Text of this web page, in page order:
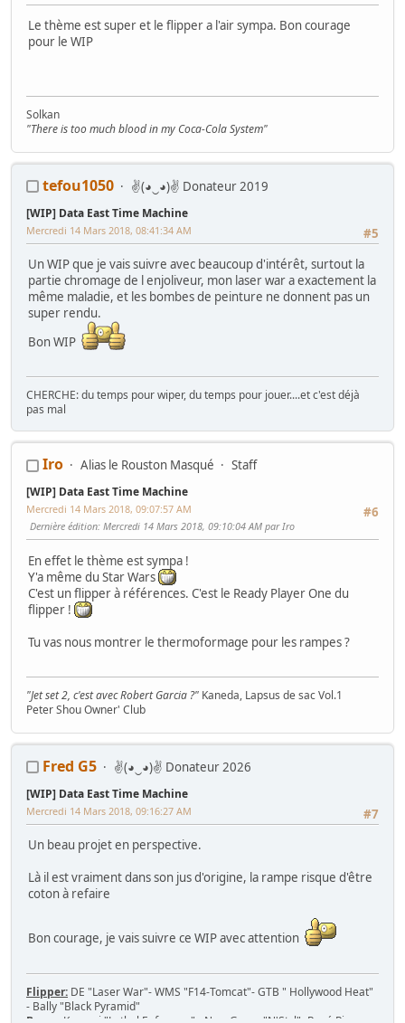
Le thème est super et le flipper a l'air sympa. Bon courage
pour le WIP
Solkan
"There is too much blood in my Coca-Cola System"
Mes Recherches: Marquee et PCB MK2, Konami Gyruss/Pooyan/Time
tefou1050 ✌(◕‿◕)✌ Donateur 2019
[WIP] Data East Time Machine
#5
Mercredi 14 Mars 2018, 08:41:34 AM
Un WIP que je vais suivre avec beaucoup d'intérêt, surtout la
partie chromage de l enjoliveur, mon laser war a exactement la
même maladie, et les bombes de peinture ne donnent pas un
super rendu.
Bon WIP
CHERCHE: du temps pour wiper, du temps pour jouer....et c'est déjà
pas mal
Iro Alias le Rouston Masqué Staff
[WIP] Data East Time Machine
#6
Mercredi 14 Mars 2018, 09:07:57 AM
Dernière édition: Mercredi 14 Mars 2018, 09:10:04 AM par Iro
En effet le thème est sympa !
Y'a même du Star Wars
C'est un flipper à références. C'est le Ready Player One du
flipper !
Tu vas nous montrer le thermoformage pour les rampes ?
"Jet set 2, c'est avec Robert Garcia ?" Kaneda, Lapsus de sac Vol.1
Peter Shou Owner' Club
WIPs :Naomi-SEGA Rally-AB Cop-Lethal Enforcers-COMPUMI-
Ma collec' de panels
LES TUTOS DE GAMO
Fred G5 ✌(◕‿◕)✌ Donateur 2026
[WIP] Data East Time Machine
#7
Mercredi 14 Mars 2018, 09:16:27 AM
Un beau projet en perspective.
Là il est vraiment dans son jus d'origine, la rampe risque d'être
coton à refaire
Bon courage, je vais suivre ce WIP avec attention
Flipper: DE "Laser War"- WMS "F14-Tomcat"- GTB " Hollywood Heat"
- Bally "Black Pyramid"